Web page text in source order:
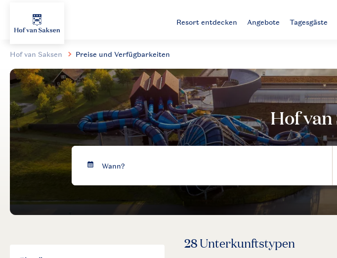
Resort entdecken Angebote Tagesgäste
Hof van Saksen Preise und Verfügbarkeiten